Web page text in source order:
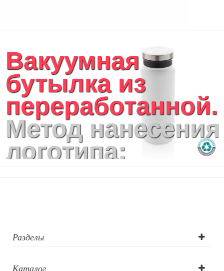
Вакуумная
бутылка из
Метод нанесения
логотипа:
лазерная
гравировка
Разделы
Каталог